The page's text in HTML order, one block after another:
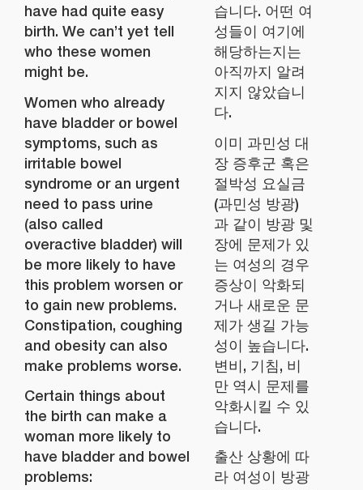
have had quite easy
birth. We can’t yet tell
who these women
might be.
Women who already
have bladder or bowel
symptoms, such as
irritable bowel
syndrome or an urgent
need to pass urine
(also called
overactive bladder) will
be more likely to have
this problem worsen or
to gain new problems.
Constipation, coughing
and obesity can also
make problems worse.
Certain things about
the birth can make a
woman more likely to
have bladder and bowel
problems:
습니다. 어떤 여
성들이 여기에
해당하는지는
아직까지 알려
지지 않았습니
다.
이미 과민성 대
장 증후군 혹은
절박성 요실금
(과민성 방광)
과 같이 방광 및
장에 문제가 있
는 여성의 경우
증상이 악화되
거나 새로운 문
제가 생길 가능
성이 높습니다.
변비, 기침, 비
만 역시 문제를
악화시킬 수 있
습니다.
출산 상황에 따
라 여성이 방광